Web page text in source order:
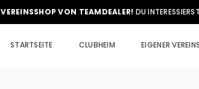
VEREINSSHOP VON TEAMDEALER! DU
STARTSEITE CLUBHEIM EIGENER